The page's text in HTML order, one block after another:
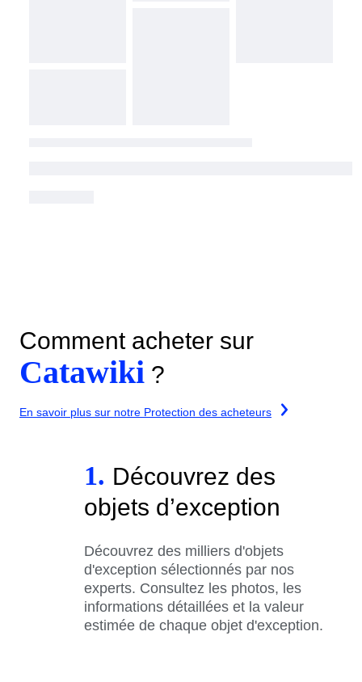
Comment acheter sur
Catawiki ?
En savoir plus sur notre Protection des acheteurs
1. Découvrez des
objets d’exception
Découvrez des milliers d'objets
d'exception sélectionnés par nos
experts. Consultez les photos, les
informations détaillées et la valeur
estimée de chaque objet d'exception.